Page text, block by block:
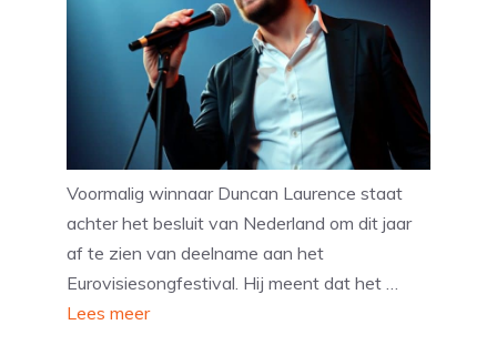
Voormalig winnaar Duncan Laurence staat
achter het besluit van Nederland om dit jaar
af te zien van deelname aan het
Eurovisiesongfestival. Hij meent dat het …
Lees meer